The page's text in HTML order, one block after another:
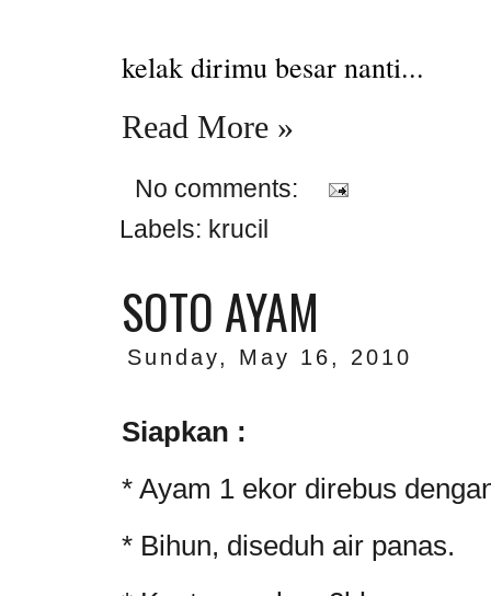
kelak dirimu besar nanti...
Read More »
No comments:
Labels: krucil
SOTO AYAM
Sunday, May 16, 2010
Siapkan :
* Ayam 1 ekor direbus
* Bihun, diseduh air panas.